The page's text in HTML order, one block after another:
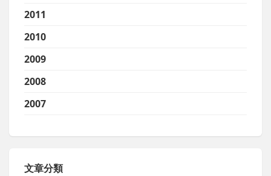
2011
2010
2009
2008
2007
文章分類